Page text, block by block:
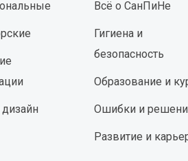
Всё о СанПиНе
Гигиена и
безопасность
Образование и
Ошибки и
Развитие и